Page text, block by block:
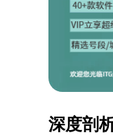
深度剖